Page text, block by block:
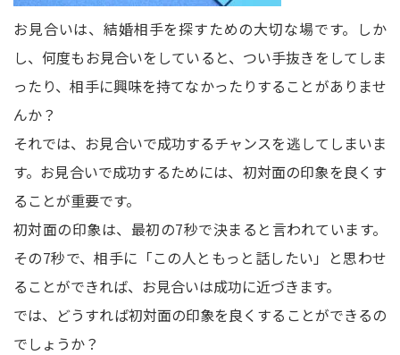
お見合いは、結婚相手を探すための大切な場です。しか
し、何度もお見合いをしていると、つい手抜きをしてしま
ったり、相手に興味を持てなかったりすることがありませ
んか？
それでは、お見合いで成功するチャンスを逃してしまいま
す。お見合いで成功するためには、初対面の印象を良くす
ることが重要です。
初対面の印象は、最初の7秒で決まると言われています。
その7秒で、相手に「この人ともっと話したい」と思わせ
ることができれば、お見合いは成功に近づきます。
では、どうすれば初対面の印象を良くすることができるの
でしょうか？